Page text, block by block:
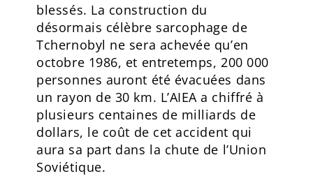
blessés. La construction du
désormais célèbre sarcophage de
Tchernobyl ne sera achevée qu’en
octobre 1986, et entretemps, 200 000
personnes auront été évacuées dans
un rayon de 30 km. L’AIEA a chiffré à
plusieurs centaines de milliards de
dollars, le coût de cet accident qui
aura sa part dans la chute de l’Union
Soviétique.